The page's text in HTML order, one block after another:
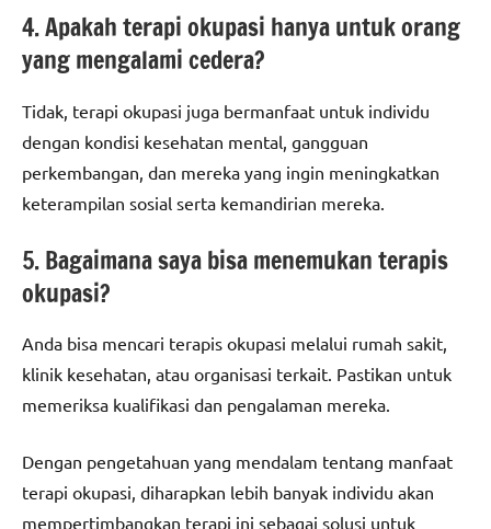
4. Apakah terapi okupasi hanya untuk orang
yang mengalami cedera?
Tidak, terapi okupasi juga bermanfaat untuk individu
dengan kondisi kesehatan mental, gangguan
perkembangan, dan mereka yang ingin meningkatkan
keterampilan sosial serta kemandirian mereka.
5. Bagaimana saya bisa menemukan terapis
okupasi?
Anda bisa mencari terapis okupasi melalui rumah sakit,
klinik kesehatan, atau organisasi terkait. Pastikan untuk
memeriksa kualifikasi dan pengalaman mereka.
Dengan pengetahuan yang mendalam tentang manfaat
terapi okupasi, diharapkan lebih banyak individu akan
mempertimbangkan terapi ini sebagai solusi untuk